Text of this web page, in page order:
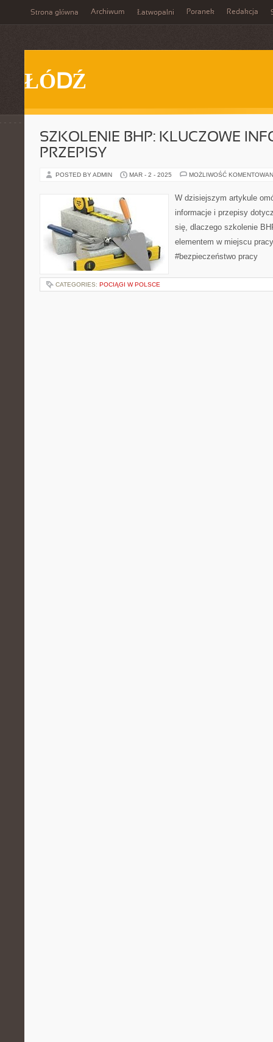
Strona główna Archiwum Łatwopalni Poranek Redakcja
ŁÓDŹ
SZKOLENIE BHP: KLUCZOWE
PRZEPISY
POSTED BY ADMIN MAR - 2 - 2025 MOŻLIWOŚĆ
W dzisiejszym artykule
informacje i przepisy
się, dlaczego szkolenie
elementem w miejscu
#bezpieczeństwo pracy
CATEGORIES: POCIĄGI W POLSCE